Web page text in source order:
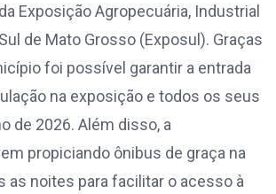
Exposição Agropecuária, Industrial
de Mato Grosso (Exposul). Graças
foi possível garantir a entrada
na exposição e todos os seus
de 2026. Além disso, a
propiciando ônibus de graça na
as noites para facilitar o acesso à